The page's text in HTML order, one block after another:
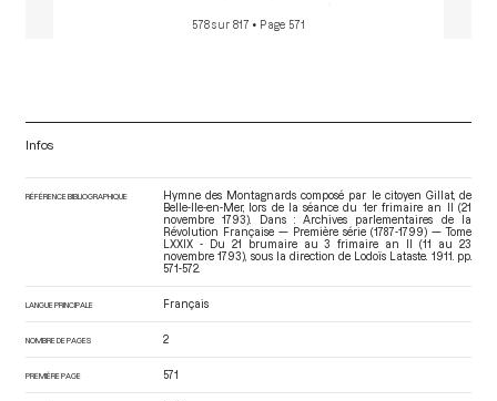
578 sur 817 • Page 571
Infos
RÉFÉRENCE BIBLIOGRAPHIQUE
Hymne des Montagnards composé par le citoyen Gillat, de
Belle-Ile-en-Mer, lors de la séance du 1er frimaire an II (21
novembre 1793). Dans : Archives parlementaires de la
Révolution Française — Première série (1787-1799) — Tome
LXXIX - Du 21 brumaire au 3 frimaire an II (11 au 23
novembre 1793) , sous la direction de Lodoïs Lataste. 1911. pp.
571-572.
LANGUE PRINCIPALE Français
NOMBRE DE PAGES 2
PREMIÈRE PAGE 571